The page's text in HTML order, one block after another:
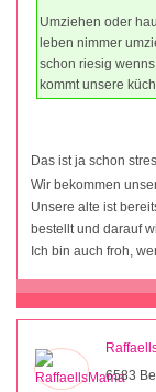
Umziehen oder
leben nimmer
schon riesig
kommt unsere
Das ist ja schon
Wir bekommen
Unsere alte ist
bestellt und darauf
Ich bin auch froh,
6583